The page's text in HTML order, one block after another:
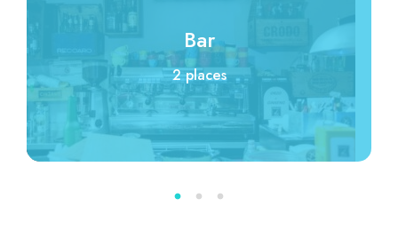
Bar
2 places